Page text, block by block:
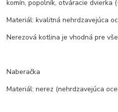
komín, popolník, otváracie dvierka
Materiál: kvalitná nehrdzavejúca
Nerezová kotlina je vhodná pre
Naberačka
Materiál: nerez (nehrdzavejúca